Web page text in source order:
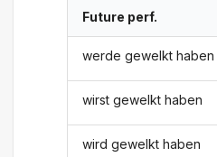
Future perf.
werde gewelkt haben
wirst gewelkt haben
wird gewelkt haben